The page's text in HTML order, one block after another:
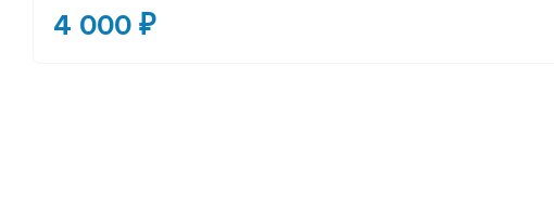
4 000 ₽